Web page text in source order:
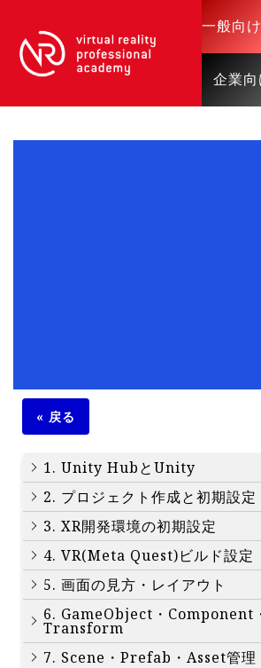
一般向け
企業向
« 戻る
1. Unity HubとUnity
2. プロジェクト作成と初期設定
3. XR開発環境の初期設定
4. VR(Meta Quest)ビルド設定
5. 画面の見方・レイアウト
6. GameObject・Component
Transform
7. Scene・Prefab・Asset管理